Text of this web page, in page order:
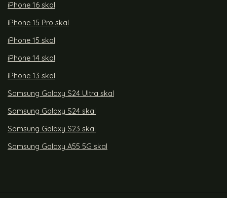
iPhone 16 skal
iPhone 15 Pro skal
iPhone 15 skal
iPhone 14 skal
iPhone 13 skal
Samsung Galaxy S24 Ultra skal
Samsung Galaxy S24 skal
Samsung Galaxy S23 skal
Samsung Galaxy A55 5G skal